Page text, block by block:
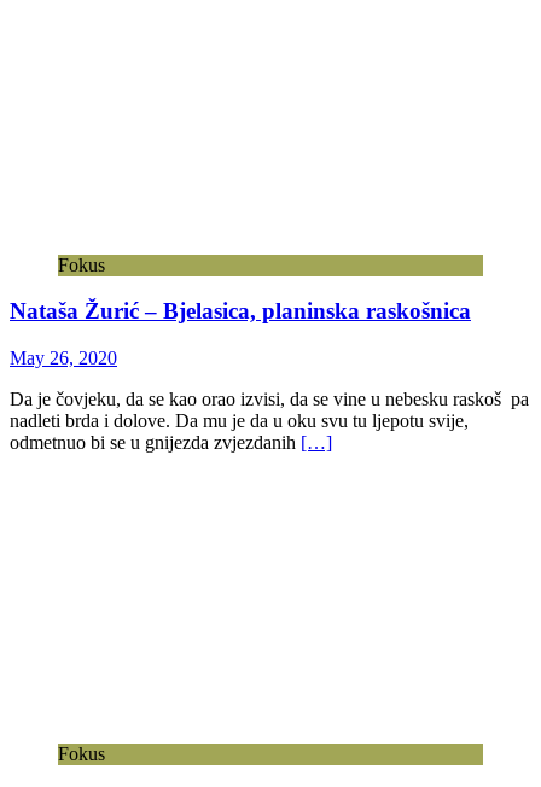
Fokus
Nataša Žurić – Bjelasica, planinska raskošnica
May 26, 2020
Da je čovjeku, da se kao orao izvisi, da se vine u nebesku raskoš pa
nadleti brda i dolove. Da mu je da u oku svu tu ljepotu svije,
odmetnuo bi se u gnijezda zvjezdanih […]
Fokus